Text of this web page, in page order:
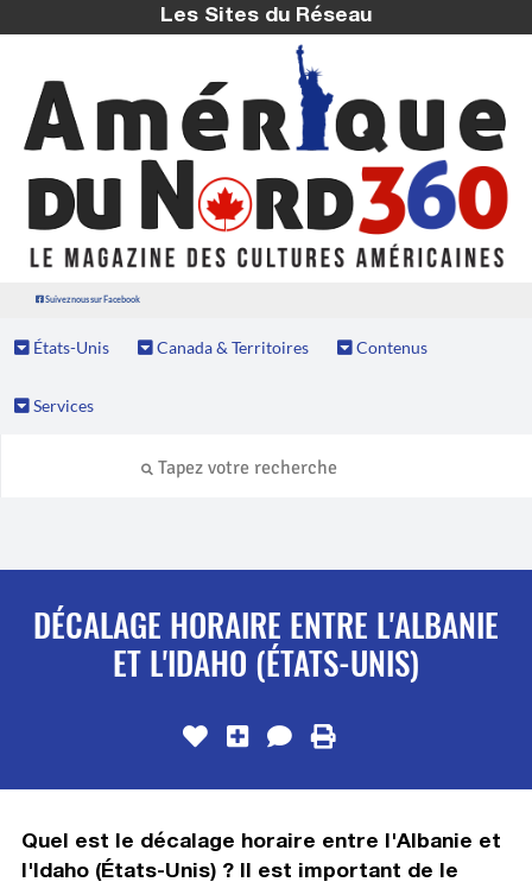
Les Sites du Réseau
Suivez nous sur Facebook
États-Unis Canada & Territoires Contenus
Services
DÉCALAGE HORAIRE ENTRE L'ALBANIE
ET L'IDAHO (ÉTATS-UNIS)
Quel est le décalage horaire entre l'Albanie et
l'Idaho (États-Unis) ? Il est important de le